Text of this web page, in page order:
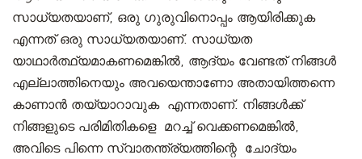
സാധ്യതയാണ്, ഒരു ഗുരുവിനൊപ്പം ആയിരിക്കുക
എന്നത് ഒരു സാധ്യതയാണ്. സാധ്യത
യാഥാർത്ഥ്യമാകണമെങ്കിൽ, ആദ്യം വേണ്ടത് നിങ്ങൾ
എല്ലാത്തിനെയും അവയെന്താണോ അതായിത്തന്നെ
കാണാൻ തയ്യാറാവുക എന്നതാണ്. നിങ്ങൾക്ക്
നിങ്ങളുടെ പരിമിതികളെ മറച്ച് വെക്കണമെങ്കിൽ,
അവിടെ പിന്നെ സ്വാതന്ത്ര്യത്തിന്റെ ചോദ്യം